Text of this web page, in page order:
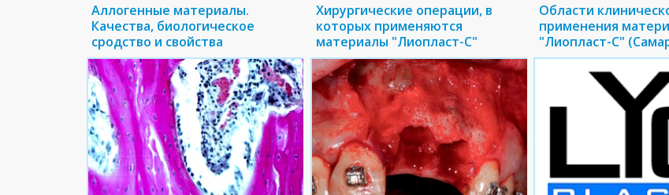
Аллогенные материалы.
Качества, биологическое
сродство и свойства
Хирургические операции, в
которых применяются
материалы "Лиопласт-С"
Области
применения
"Лиопласт-С"